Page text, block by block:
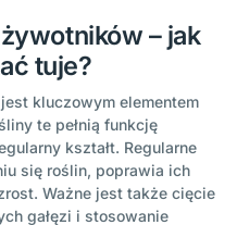
– jak
tuje?
jest kluczowym elementem
te pełnią funkcję
kształt. Regularne
się roślin, poprawia ich
Ważne jest także cięcie
gałęzi i stosowanie